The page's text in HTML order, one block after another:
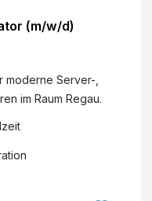
(m/w/d)
moderne Server-,
im Raum Regau.